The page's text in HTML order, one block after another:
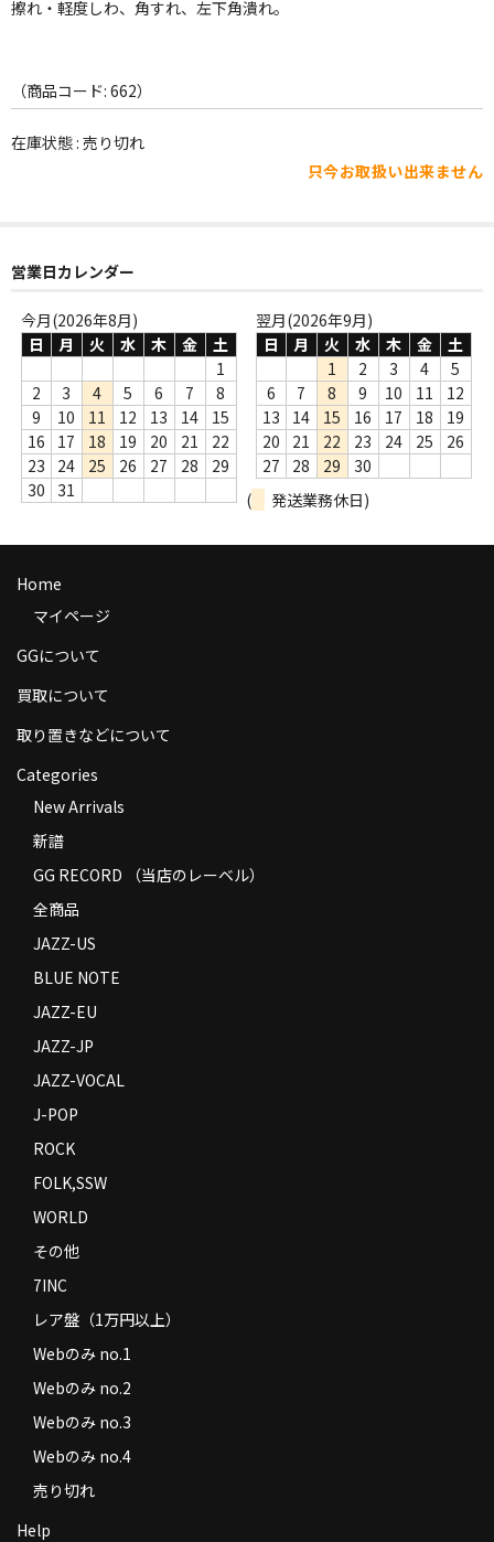
FOLK,SSW
その他
7INC
Webのみ no.3
Webのみ no.4
売り切れ
Help
お支払い方法
返品
特定商取引法に基づく表示
Contact
擦れ・軽度しわ、角すれ、左下角潰れ。
（商品コード: 662）
在庫状態 : 売り切れ
只今お取扱い出来ません
営業日カレンダー
今月(2026年8月)
日
月 火 水 木 金
土
1
2
3 4 5 6 7
8
9
10 11 12 13 14
15
16
17 18 19 20 21
22
23
24 25 26 27 28
29
30
31
翌月(2026年9月)
日
月 火 水 木 金
土
1
2 3 4
5
6
7 8 9 10 11
12
13
14 15 16 17 18
19
20
21 22 23 24 25
26
27
28 29
30
(
発送業務休日)
Home
マイページ
GGについて
買取について
取り置きなどについて
Categories
New Arrivals
新譜
GG RECORD （当店のレーベル）
全商品
JAZZ-US
BLUE NOTE
JAZZ-EU
JAZZ-JP
JAZZ-VOCAL
J-POP
ROCK
FOLK,SSW
WORLD
その他
7INC
レア盤（1万円以上）
Webのみ no.1
Webのみ no.2
Webのみ no.3
Webのみ no.4
売り切れ
Help